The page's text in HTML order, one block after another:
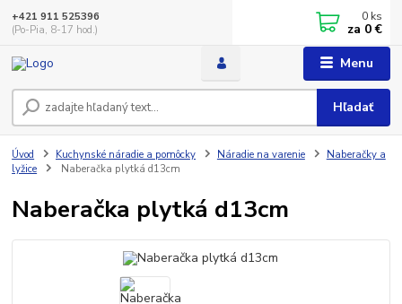
Menu
Hľadať
+421 911 525396
(Po-Pia, 8-17 hod.)
0 ks
za 0 €
Úvod Kuchynské náradie a pomôcky Náradie na varenie
Naberačky a
lyžice
Naberačka plytká d13cm
Naberačka plytká d13cm